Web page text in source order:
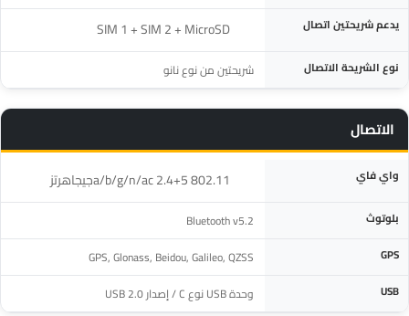
يدعم شريحتين اتصال
‎SIM 1 + SIM 2 + MicroSD‎
نوع الشريحة الاتصال شريحتين من نوع نانو
الاتصال
المواصفة
واي فاي 802.11 a/b/g/n/ac 2.4+5جيجاهرتز ‎
بلوتوث Bluetooth v5.2
GPS
GPS, Glonass, Beidou, Galileo, QZSS
USB وحدة USB نوع C / إصدار USB 2.0